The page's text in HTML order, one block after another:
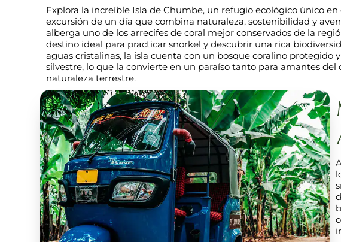
Explora la increíble Isla de Chumbe, un refugio ecológico único
excursión de un día que combina naturaleza, sostenibilidad y
alberga uno de los arrecifes de coral mejor conservados de la
destino ideal para practicar snorkel y descubrir una rica
aguas cristalinas, la isla cuenta con un bosque coralino protegido
silvestre, lo que la convierte en un paraíso tanto para amantes del
naturaleza terrestre.